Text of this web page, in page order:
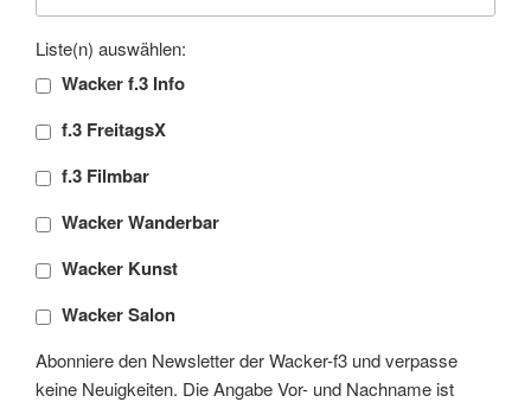
Liste(n) auswählen:
Wacker f.3 Info
f.3 FreitagsX
f.3 Filmbar
Wacker Wanderbar
Wacker Kunst
Wacker Salon
Abonniere den Newsletter der Wacker-f3 und verpasse
keine Neuigkeiten. Die Angabe Vor- und Nachname ist